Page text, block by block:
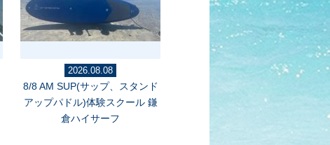
2026.08.08
8/8 AM SUP(サップ、スタンド
アップパドル)体験スクール 鎌
倉ハイサーフ